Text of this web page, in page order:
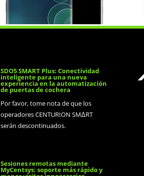
SDO5 SMART Plus: Conectividad
inteligente para una nueva
experiencia en la automatización
de puertas de cochera
Por favor, tome nota de que los
operadores CENTURION SMΔRT
serán descontinuados.
Sesiones remotas mediante
MyCentsys: soporte más rápido y